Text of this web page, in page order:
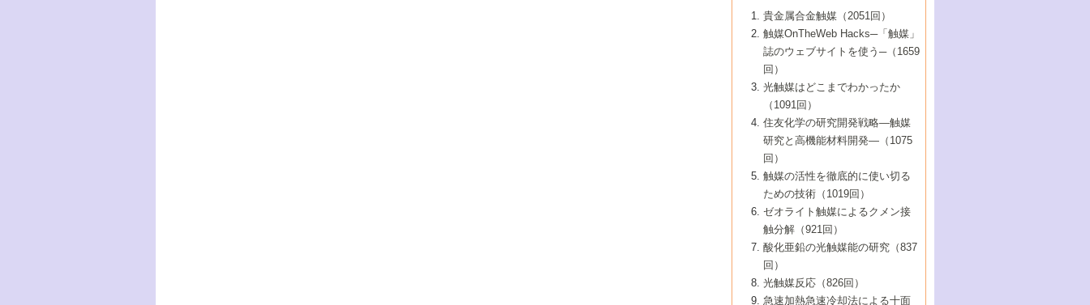
8号 高機能化ポリオレフィンに向けた重合
触媒の最近の進展
7号 持続可能社会実現のための触媒および
触媒関連技術
5号 若手会員による触媒研究の未来展望1：
企業編
6号 第102回触媒討論会
7号 触媒・化学反応における計算化学の進
8号 若手研究者による触媒研究の未来展望
2：大学・研究所編
5号 こんな物質，あんな物質―新たな触媒
の可能性―
7号 『結晶の化学』を活かした触媒研究
8号 イオン液体の応用
5号 水素製造・貯蔵のための触媒技術の新
しい展開
6号 第98回触媒討論会
7号 基礎化学品製造の触媒技術
8号 多機能型リアクター
4号 水分解用光触媒材料
5号 時間分解分光の進歩と応用
6号 第96回触媒討論会
8号 超臨界流体を用いた化学プロセスの新
2号 第93回触媒討論会
3号 特殊エネルギー場の触媒反応
4号 生体内における金属の触媒作用
5号 ファインケミカルズの展開に寄与する
6号 第94回触媒討論会
7号 サブナノレベルでみた新しい表面現象
8号 オレフィン重合触媒の新たな展
1号 なぜこの触媒が良いのか？
2号 第91回触媒討論会
3号 最近の自動車排ガス処理技術
4号 触媒研究の現状と将来─第90回触媒討論
5号 基礎化学品製造の触媒技術
6号 第92回触媒討論会
7号 基礎化学品製造の触媒技術
8号 資源の循環と触媒技術
▼44巻（2002年）
1号 高次制御された触媒の化学
2号 第89回触媒討論会
3号 触媒を利用した電気化学の新展開
4号 ナノ材料の調製と機能化
5号 こんな触媒が欲しい
6号 第90回触媒討論会
7号 触媒研究と学術雑誌/情報
8号 若い世代からみた触媒化学の現状と未
▼43巻（2001年）
1号 グリーンケミストリーと触媒
2号 第87回触媒討論会特集号
3号 生体触媒とバイオプロセス
4号 水素製造・利用の触媒化学
5号 触媒研究における新しい切り口：コン
ビナトリアルケミストリー
6号 第88回触媒討論会特集号
7号 企業における触媒研究のブレークスル
8号 この材料を触媒として使ってみません
▼42巻（2000年）
1号 触媒反応工学の明日を拓く
2号 第85回触媒討論会
3号 反応ダイナミクス
5号 触媒のおもしろさをどのように伝える
6号 第86回触媒討論会
7号 水素化精製触媒の新しい展開
8号 新しい反応性と機能性を目指した金属
クラスタ-化学
▼41巻（1999年）
1号 孔、穴、あな?-特異な空間とその利用-
2号 第83回触媒討論会
3号 均一系触媒反応最前線
4号 実用炭素材料の新展開
5号 研究の方法論を考える
7号 機能性金属材料と触媒
8号 触媒研究へのNMRの応用と展望
▼40巻（1998年）
進展と21世紀への提言/創立40周年記念・触
媒学会この10年の歩みとこれから/創立40周
2号 第81回触媒討論会
3号 計算機触媒化学へのさそい
4号 触媒劣化の制御と予測
5号 最新の実用プロセスと触媒
6号 第82回触媒討論会
1号 均一系と不均一系触媒反応-その特徴と
接点
2号 第79回触媒討論会
3号 最新NO除去触媒の実用化研究
4号 新しい反応場を目指した触媒調製
5号 反応・分離技術の新しい展開
6号 第80回触媒討論会
▼38巻（1996年）
1号 触媒の構造と触媒作用/C1化学を中心と
する21世紀への触媒
3号 オリンピックメダル:金・銀・銅はどん
な触媒作用を示すか
4号 触媒作用における機能の複合化
▼37巻（1995年）
1号 ファインケミカルズと固体触媒
2号 第75回触媒討論会
3号 希土類を利用した触媒
4号 触媒とリサイクル
5号 エネルギー変換触媒
▼36巻（1994年）
1号 電気化学と触媒
2号 第73回触媒討論会
3号 C4化学の展開
4号 《通常号》
▼35巻（1993年）
1号 工業触媒開発マニュアル―探索から工
業化まで
2号 第71回触媒討論会
▼34巻（1992年）
1号 インパクトを与えたこの研究
2号 第69回触媒討論会
▼33巻（1991年）
1号 触媒プロセス開発マニュアル―探索か
▼32巻（1990年）
貴金属合金触媒（2051回）
触媒OnTheWeb Hacks─「触媒」
誌のウェブサイトを使う─（1659
回）
光触媒はどこまでわかったか
（1091回）
住友化学の研究開発戦略―触媒
研究と高機能材料開発―（1075
回）
触媒の活性を徹底的に使い切る
ための技術（1019回）
ゼオライト触媒によるクメン接
触分解（921回）
酸化亜鉛の光触媒能の研究（837
回）
光触媒反応（826回）
急速加熱急速冷却法による十面